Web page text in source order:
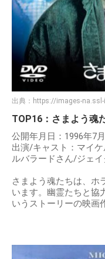
出典： https://images-
TOP16：さまよう魂
公開年月日：1996年7
出演/キャスト：マイ
ルバラードさん/ジェ
さまよう魂たちは、ホ
います。幽霊たちと協
いうストーリーの映画